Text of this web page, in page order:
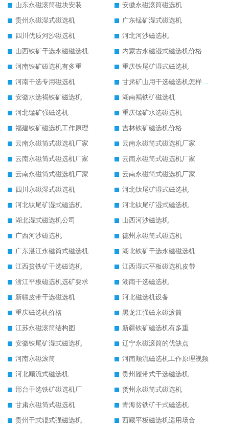
山东永磁滚筒磁块安装
安徽永磁滚筒磁选机
贵州永磁湿式磁选机
广东锰矿湿式磁选机
四川优质河沙磁选机
河北河沙磁选机
山西铁矿干选永磁磁选机
内蒙古永磁湿式磁选机价格
河南铁矿磁选机有多重
重庆铁尾矿湿式磁选机
河南干选专用磁选机
甘肃矿山用干选磁选机怎样调磁
安徽水选褐铁矿磁选机
湖南褐铁矿磁选机
河北锰矿强磁选机
重庆锰矿水选磁选机
福建铁矿磁选机工作原理
吉林铁矿磁选机价格
云南永磁筒式磁选机厂家
云南永磁筒式磁选机厂家
云南永磁筒式磁选机厂家
云南永磁筒式磁选机厂家
云南永磁筒式磁选机厂家
云南永磁筒式磁选机厂家
四川永磁湿式磁选机
河北钛尾矿湿式磁选机
河北钛尾矿湿式磁选机
河北钛尾矿湿式磁选机
湖北湿式磁选机公司
山西河沙磁选机
广西河沙磁选机
德州永磁筒式磁选机
广东湛江永磁筒式磁选机
湖北铁矿干选永磁磁选机
江西贫铁矿干选磁选机
江西湿式平板磁选机皮带
浙江平板磁选机选矿要求
湖南干选磁选机
新疆皮带干选磁选机
河北磁选机设备
重庆磁选机价格
黑龙江强磁永磁滚筒
江苏永磁滚筒结构图
新疆铁矿磁选机有多重
安徽铁尾矿湿式磁选机
辽宁永磁滚筒的优缺点
河南永磁滚筒
河南顺流磁选机工作原理视频
河北顺流式磁选机
贵州履带式干选磁选机
邢台干选铁矿磁选机厂
贺州永磁筒式磁选机
甘肃永磁筒式磁选机
青海贫铁矿干式磁选机
贵州干式辊式强磁选机
西藏平板磁选机适用场合